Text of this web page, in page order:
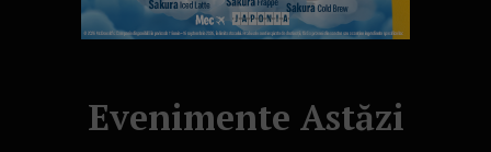
Evenimente Astăzi